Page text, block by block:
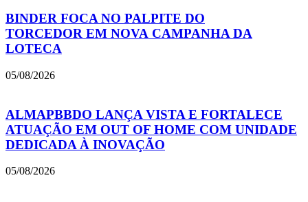
BINDER FOCA NO PALPITE DO
TORCEDOR EM NOVA CAMPANHA DA
LOTECA
05/08/2026
ALMAPBBDO LANÇA VISTA E FORTALECE
ATUAÇÃO EM OUT OF HOME COM UNIDADE
DEDICADA À INOVAÇÃO
05/08/2026